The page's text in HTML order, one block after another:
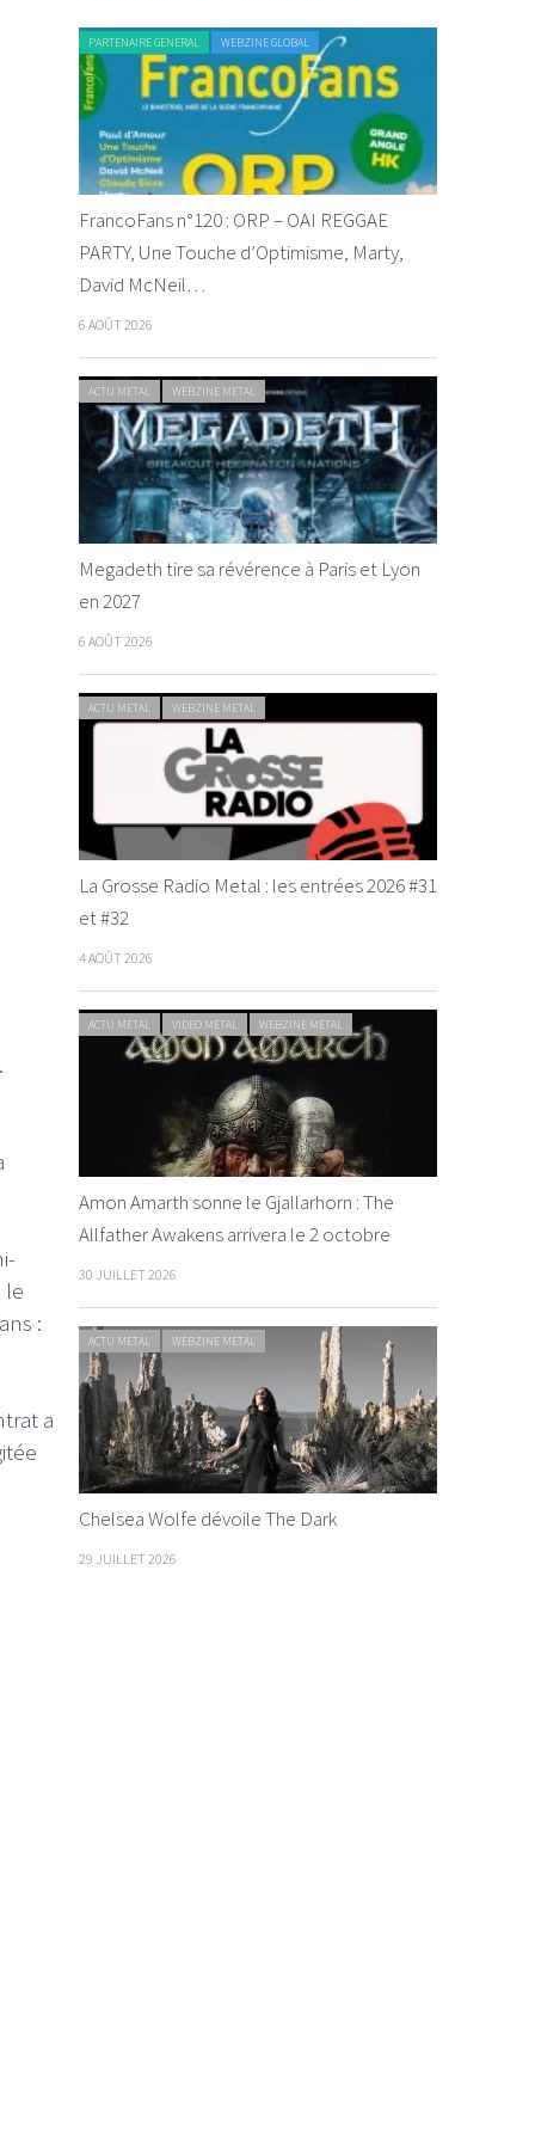
.
le
:
a
PARTENAIRE GENERAL WEBZINE GLOBAL
FrancoFans n°120 : ORP – OAI REGGAE
PARTY, Une Touche d’Optimisme, Marty,
David McNeil…
6 AOÛT 2026
ACTU METAL WEBZINE METAL
Megadeth tire sa révérence à Paris et Lyon
en 2027
6 AOÛT 2026
ACTU METAL WEBZINE METAL
La Grosse Radio Metal : les entrées 2026 #31
et #32
4 AOÛT 2026
ACTU METAL VIDEO METAL WEBZINE METAL
Amon Amarth sonne le Gjallarhorn : The
Allfather Awakens arrivera le 2 octobre
30 JUILLET 2026
ACTU METAL WEBZINE METAL
Chelsea Wolfe dévoile The Dark
29 JUILLET 2026